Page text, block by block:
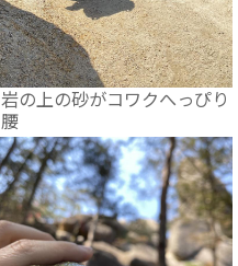
岩の上の砂がコワクへっぴり
腰